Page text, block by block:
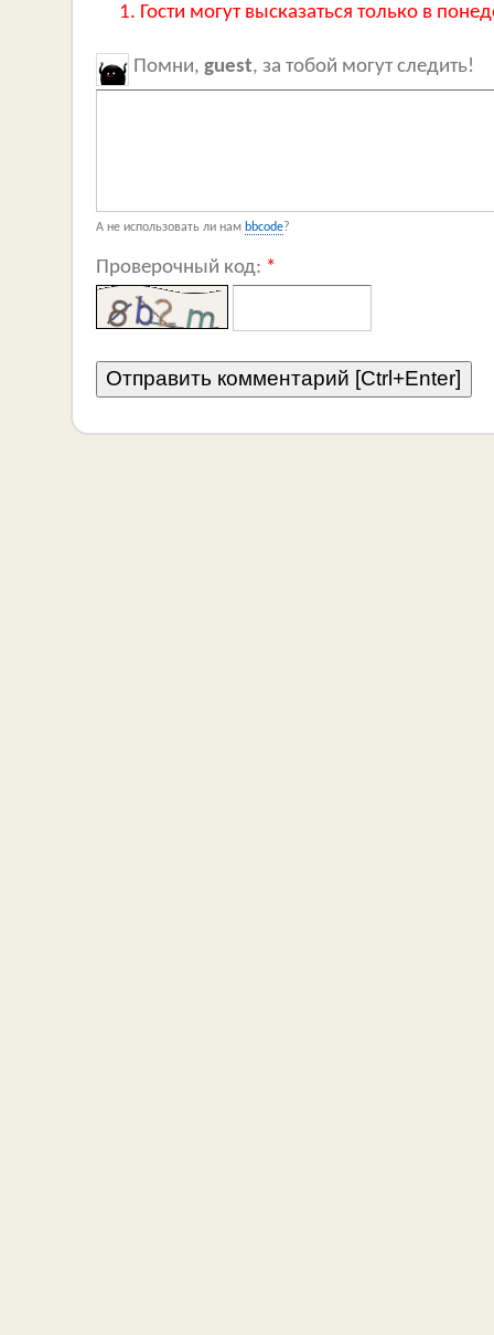
Гости могут высказаться только в
Помни, guest, за тобой могут следить!
А не использовать ли нам bbcode?
Проверочный код: *